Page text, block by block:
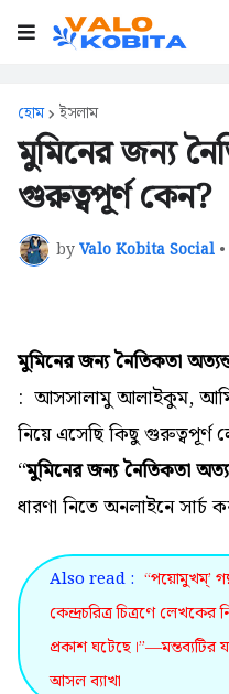
হোম ইসলাম
মুমিনের জন্য
গুরুত্বপূর্ণ কেন?
byValo Kobita Social •
মুমিনের জন্য নৈতিকতা
: আসসালামু আলাইকুম,
নিয়ে এসেছি কিছু গুরুত্বপূর্ণ
“মুমিনের জন্য নৈতিকতা
ধারণা নিতে অনলাইনে সার্চ
Also read : “পয়োমুখম্’
কেন্দ্রচরিত্র চিত্রণে লেখকের
প্রকাশ ঘটেছে।”—মন্তব্যটির
আসল ব্যাখা